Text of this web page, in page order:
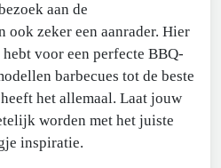
aan de
ook zeker een aanrader. Hier
voor een perfecte BBQ-
barbecues tot de beste
het allemaal. Laat jouw
worden met het juiste
inspiratie.